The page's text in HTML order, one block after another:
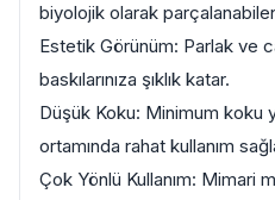
biyolojik olarak
Estetik Görünüm: Parlak ve
baskılarınıza şıklık katar.
Düşük Koku: Minimum koku
ortamında rahat kullanım
Çok Yönlü Kullanım: Mimari